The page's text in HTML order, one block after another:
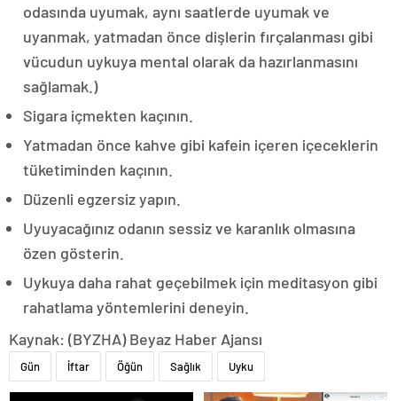
odasında uyumak, aynı saatlerde uyumak ve
uyanmak, yatmadan önce dişlerin fırçalanması gibi
vücudun uykuya mental olarak da hazırlanmasını
sağlamak.)
Sigara içmekten kaçının.
Yatmadan önce kahve gibi kafein içeren içeceklerin
tüketiminden kaçının.
Düzenli egzersiz yapın.
Uyuyacağınız odanın sessiz ve karanlık olmasına
özen gösterin.
Uykuya daha rahat geçebilmek için meditasyon gibi
rahatlama yöntemlerini deneyin.
Kaynak: (BYZHA) Beyaz Haber Ajansı
Gün İftar Öğün Sağlık Uyku